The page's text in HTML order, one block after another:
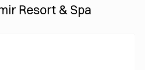
Resort & Spa